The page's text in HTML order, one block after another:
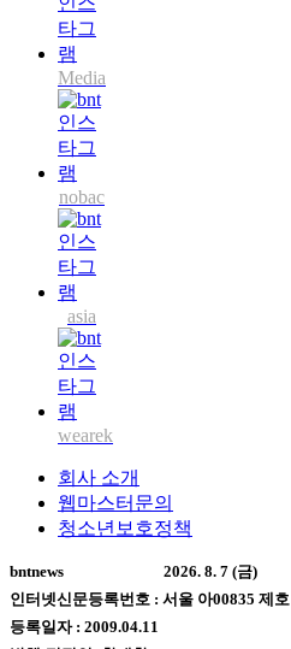
Media
nobac
asia
wearek
회사 소개
웹마스터문의
청소년보호정책
bntnews
2026. 8. 7 (금)
인터넷신문등록번호 : 서울 아00835 제호
등록일자 : 2009.04.11